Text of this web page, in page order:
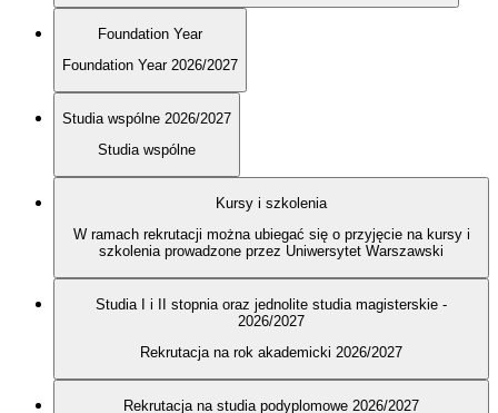
Foundation Year
Foundation Year 2026/2027
Studia wspólne 2026/2027
Studia wspólne
Kursy i szkolenia
W ramach rekrutacji można ubiegać się o przyjęcie na kursy i
szkolenia prowadzone przez Uniwersytet Warszawski
Studia I i II stopnia oraz jednolite studia magisterskie -
2026/2027
Rekrutacja na rok akademicki 2026/2027
Rekrutacja na studia podyplomowe 2026/2027